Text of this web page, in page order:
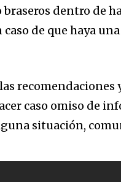
dentro de
de que haya
recomendaciones
caso omiso de
situación,